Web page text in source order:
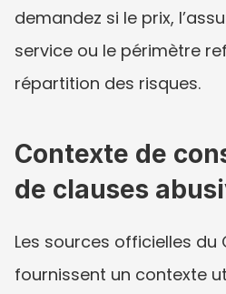
demandez si le prix,
service ou le périmètre
répartition des risques.
Contexte de
de clauses
Les sources officielles du
fournissent un contexte